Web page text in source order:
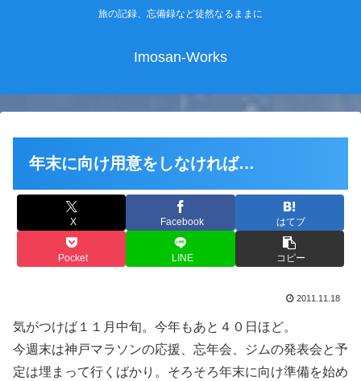
旅の記録、忘備録など徒然なるままに
Imosan-Works
年末に向け用意をしなければ…
X Facebook はてブ
Pocket LINE コピー
2011.11.18
気がつけば１１月中旬。今年もあと４０日ほど。
今週末は神戸マラソンの応援、忘年会、ジムの発表会と予
定は埋まって行くばかり。そろそろ年末に向け準備を始め